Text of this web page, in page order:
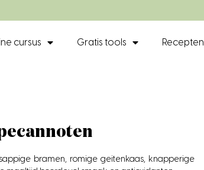
cursus Gratis tools Recepten
bramen, romige geitenkaas, knapperige